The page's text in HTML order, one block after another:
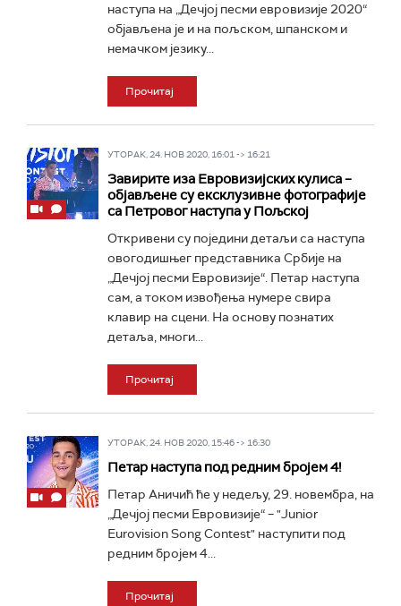
наступа на „Дечјој песми евровизије 2020“
објављена је и на пољском, шпанском и
немачком језику...
Прочитај
УТОРАК, 24. НОВ 2020, 16:01 -> 16:21
Завирите иза Eвровизијских кулиса –
објављене су ексклузивне фотографије
са Петровог наступа у Пољској
Откривени су поједини детаљи са наступа
овогодишњег представника Србије на
„Дечјој песми Евровизије“. Петар наступа
сам, а током извођења нумере свира
клавир на сцени. На основу познатих
детаља, многи...
Прочитај
УТОРАК, 24. НОВ 2020, 15:46 -> 16:30
Петар наступа под редним бројем 4!
Петар Аничић ће у недељу, 29. новембра, на
„Дечјој песми Евровизије“ – "Junior
Eurovision Song Contest" наступити под
редним бројем 4...
Прочитај